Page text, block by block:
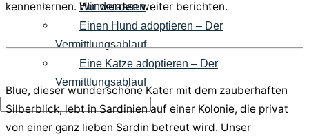
Hunderassen
Einen Hund adoptieren – Der
Vermittlungsablauf
Eine Katze adoptieren – Der
Vermittlungsablauf
kennenlernen. Wir werden weiter berichten.
Blue, dieser wunderschöne Kater mit dem zauberhaften
Silberblick, lebt in Sardinien auf einer Kolonie, die privat
von einer ganz lieben Sardin betreut wird. Unser